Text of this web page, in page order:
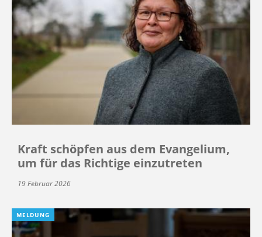
Kraft schöpfen aus dem Evangelium,
um für das Richtige einzutreten
19 Februar 2026
MELDUNG